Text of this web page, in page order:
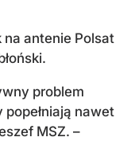
na antenie Polsat
problem
nawet
MSZ. –